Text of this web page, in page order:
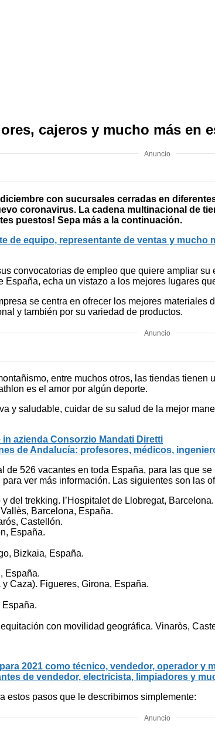
cajeros y mucho más en
Anuncio
con sucursales cerradas en
coronavirus. La cadena multinacional de
puestos! Sepa más a la continuación.
de equipo, representante de ventas y mucho
convocatorias de empleo que quiere ampliar
echa un vistazo a los mejores lugares
se centra en ofrecer los mejores
y también por su variedad de productos.
Anuncio
entre muchos otros, las tiendas
es el amor por algún deporte.
y saludable, cuidar de su salud de la mejor
azienda Consorzio Mandati Diretti
de Andalucía: profesores, médicos,
de 526 vacantes en toda España, para las que
ver más información. Las siguientes son las
del trekking. l’Hospitalet de Llobregat, Barcelona.
Barcelona, España.
Castellón.
España.
Bizkaia, España.
España.
Caza). Figueres, Girona, España.
con movilidad geográfica. Vinaròs,
2021 como técnico, vendedor, operador y
de vendedor, electricista, limpiadores y
estos pasos que le describimos simplemente:
Anuncio